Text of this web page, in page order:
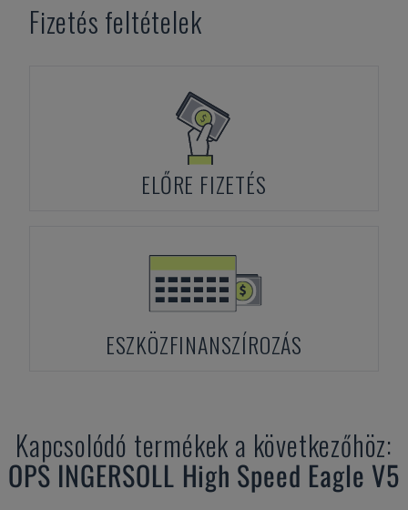
Fizetés feltételek
ELŐRE FIZETÉS
ESZKÖZFINANSZÍROZÁS
Kapcsolódó termékek a következőhöz:
OPS INGERSOLL High Speed Eagle V5